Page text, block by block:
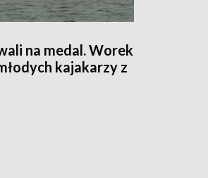
na medal. Worek
kajakarzy z